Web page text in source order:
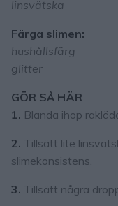
linsvätska
Färga slimen:
hushållsfärg
glitter
GÖR SÅ HÄR
1. Blanda ihop
2. Tillsätt lite
slimekonsistens.
3. Tillsätt några